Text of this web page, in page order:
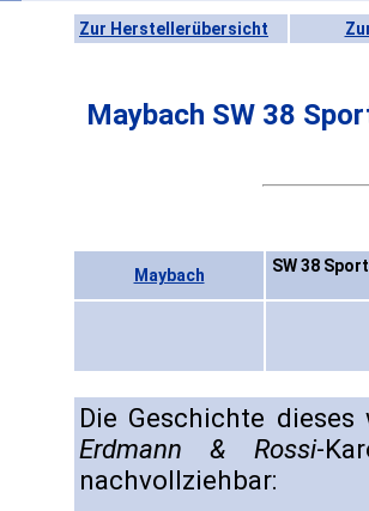
Zur Herstellerübersicht
Maybach SW 38
Maybach
SW 38
Die Geschichte
Erdmann & Rossi-
nachvollziehbar: